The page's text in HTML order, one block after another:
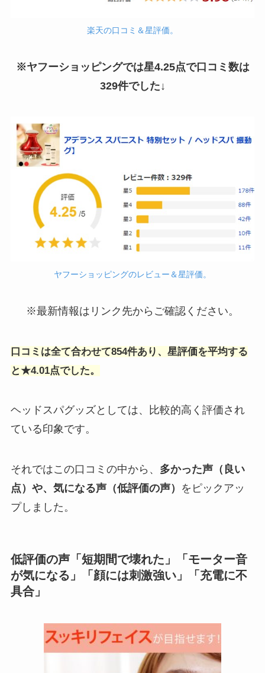
楽天の口コミ＆星評価。
※ヤフーショッピングでは星4.25点で口コミ数は
329件でした↓
ヤフーショッピングのレビュー＆星評価。
※最新情報はリンク先からご確認ください。
口コミは全て合わせて854件あり、星評価を平均する
と★4.01点でした。
ヘッドスパグッズとしては、比較的高く評価され
ている印象です。
それではこの口コミの中から、 多かった声（良い
点）や、気になる声（低評価の声）
をピックアッ
プしました。
低評価の声「短期間で壊れた」「モーター音
が気になる」「顔には刺激強い」「充電に不
具合」